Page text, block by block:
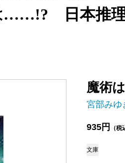
魔術
宮部みゆ
935円 （税
文庫
……!? 日本推